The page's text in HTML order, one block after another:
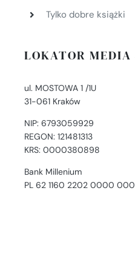
Tylko dobre książki
LOKATOR MEDIA
ul. MOSTOWA 1 /1U
31-061 Kraków
NIP: 6793059929
REGON: 121481313
KRS: 0000380898
Bank Millenium
PL 62 1160 2202 0000